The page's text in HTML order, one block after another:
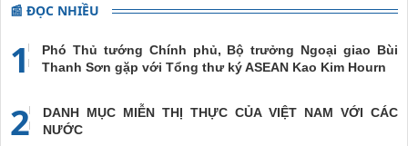
📰 ĐỌC NHIỀU
1
Phó Thủ tướng Chính phủ, Bộ trưởng Ngoại giao Bùi
Thanh Sơn gặp với Tổng thư ký ASEAN Kao Kim Hourn
2
DANH MỤC MIỄN THỊ THỰC CỦA VIỆT NAM VỚI CÁC
NƯỚC